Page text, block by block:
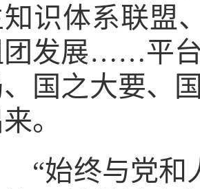
知识体系联盟
团发展……平台
国之大要、
。
始终与党和人